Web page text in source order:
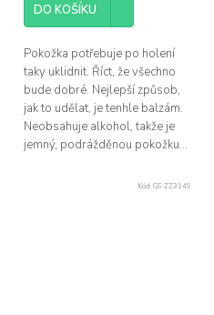
DO KOŠÍKU
Pokožka potřebuje po holení
taky uklidnit. Říct, že všechno
bude dobré. Nejlepší způsob,
jak to udělat, je tenhle balzám.
Neobsahuje alkohol, takže je
jemný, podrážděnou pokožku...
Kód: GS-ZZ3149